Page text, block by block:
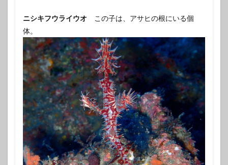
ニシキフウライウオ この子は、アサヒの根にいる個
体。